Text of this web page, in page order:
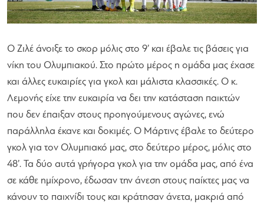
Ο Ζιλέ άνοιξε το σκορ μόλις στο 9’ και έβαλε τις βάσεις για
νίκη του Ολυμπιακού. Στο πρώτο μέρος η ομάδα μας έχασε
και άλλες ευκαιρίες για γκολ και μάλιστα κλασσικές. Ο κ.
Λεμονής είχε την ευκαιρία να δει την κατάσταση παικτών
που δεν έπαιξαν στους προηγούμενους αγώνες, ενώ
παράλληλα έκανε και δοκιμές. Ο Μάρτινς έβαλε το δεύτερο
γκολ για τον Ολυμπιακό μας, στο δεύτερο μέρος, μόλις στο
48’. Τα δύο αυτά γρήγορα γκολ για την ομάδα μας, από ένα
σε κάθε ημίχρονο, έδωσαν την άνεση στους παίκτες μας να
κάνουν το παιχνίδι τους και κράτησαν άνετα, μακριά από